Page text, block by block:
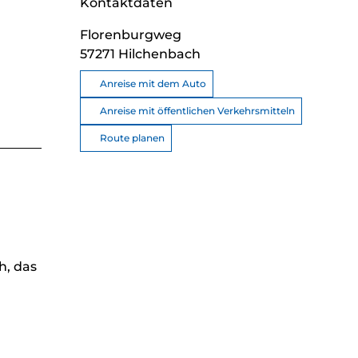
das
Florenburgweg
57271 Hilchenbach
Anreise mit dem Auto
Anreise mit öffentlichen Verkehrsmitteln
Route planen